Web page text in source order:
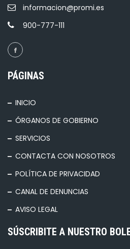
informacion@promi.es
900-777-111
PÁGINAS
INICIO
ÓRGANOS DE GOBIERNO
SERVICIOS
CONTACTA CON NOSOTROS
POLÍTICA DE PRIVACIDAD
CANAL DE DENUNCIAS
AVISO LEGAL
SÚSCRIBITE A NUESTRO